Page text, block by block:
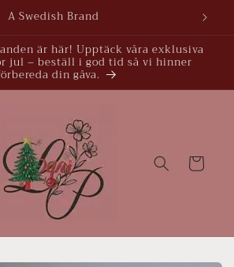
A Swedish Brand
är här! Upptäck våra exklusiva
jul – beställ i god tid så vi hinner
din gåva.
Varukorg